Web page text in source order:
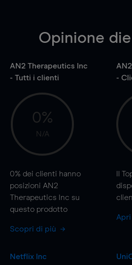
Opinione
AN2 Therapeutics Inc
- Tutti i clienti
0%
N/A
0% dei clienti hanno
posizioni AN2
Therapeutics Inc su
questo prodotto
Scopri di più
-
Il
Netflix Inc